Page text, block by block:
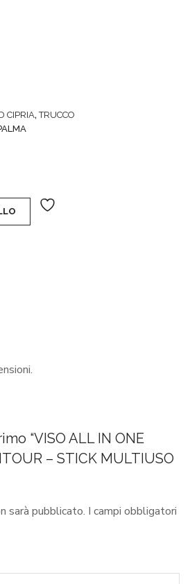
CIPRIA,TRUCCO
“VISO ALL IN ONE
– STICK MULTIUSO
sarà pubblicato. I campi obbligatori